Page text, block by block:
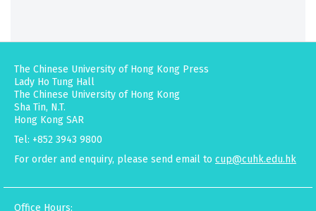
The Chinese University of Hong Kong Press
Lady Ho Tung Hall
The Chinese University of Hong Kong
Sha Tin, N.T.
Hong Kong SAR
Tel: +852 3943 9800
For order and enquiry, please send email to cup@cuhk.edu.hk
Office Hours: